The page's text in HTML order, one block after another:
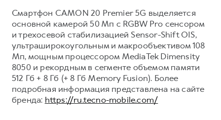
Смартфон CAMON 20 Premier 5G выделяется
основной камерой 50 Мп с RGBW Pro сенсором
и трехосевой стабилизацией Sensor-Shift OIS,
ультраширокоугольным и макрообъективом 108
Мп, мощным процессором MediaTek Dimensity
8050 и рекордным в сегменте объемом памяти
512 Гб + 8 Гб (+ 8 Гб Memory Fusion). Более
подробная информация представлена на сайте
бренда: https://ru.tecno-mobile.com/